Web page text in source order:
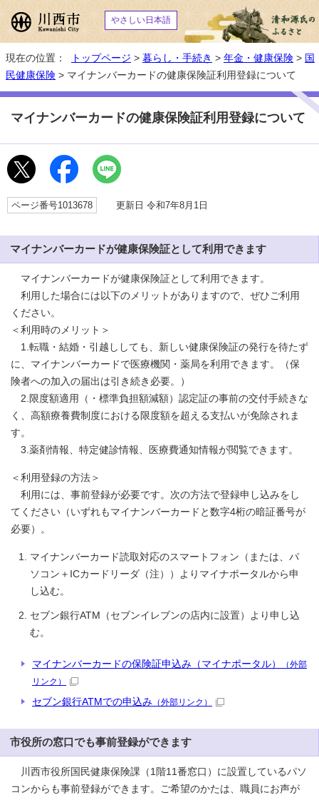
やさしい日本語
現在の位置： トップページ > 暮らし・手続き > 年金・健康保険 > 国
民健康保険 > マイナンバーカードの健康保険証利用登録について
マイナンバーカードの健康保険証利用登録について
ページ番号1013678 更新日 令和7年8月1日
マイナンバーカードが健康保険証として利用できます
マイナンバーカードが健康保険証として利用できます。
利用した場合には以下のメリットがありますので、ぜひご利用
ください。
＜利用時のメリット＞
1.転職・結婚・引越ししても、新しい健康保険証の発行を待たず
に、マイナンバーカードで医療機関・薬局を利用できます。（保
険者への加入の届出は引き続き必要。）
2.限度額適用（・標準負担額減額）認定証の事前の交付手続きな
く、高額療養費制度における限度額を超える支払いが免除されま
す。
3.薬剤情報、特定健診情報、医療費通知情報が閲覧できます。
＜利用登録の方法＞
利用には、事前登録が必要です。次の方法で登録申し込みをし
てください（いずれもマイナンバーカードと数字4桁の暗証番号が
必要）。
マイナンバーカード読取対応のスマートフォン（または、パ
ソコン＋ICカードリーダ（注））よりマイナポータルから申
し込む。
セブン銀行ATM（セブンイレブンの店内に設置）より申し込
む。
マイナンバーカードの保険証申込み（マイナポータル）
（外部
リンク）
セブン銀行ATMでの申込み （外部リンク）
市役所の窓口でも事前登録ができます
川西市役所国民健康保険課（1階11番窓口）に設置しているパソ
コンからも事前登録ができます。ご希望のかたは、職員にお声が